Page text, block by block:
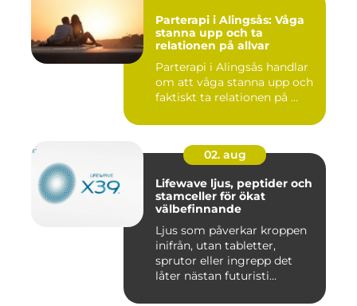
Parterapi i Alingsås: Våga
stanna upp och ta
relationen på allvar
Parterapi i Alingsås handlar
om att våga stanna upp och
faktiskt ta relationen på ...
02. aug
Lifewave ljus, peptider och
stamceller för ökat
välbefinnande
Ljus som påverkar kroppen
inifrån, utan tabletter,
sprutor eller ingrepp det
låter nästan futuristi...